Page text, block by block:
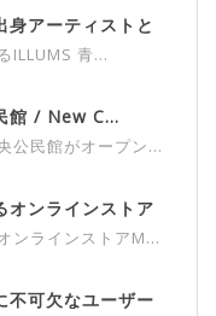
身アーティストと
ILLUMS 青...
館 / New C...
公民館がオープン...
オンラインストア
ンラインストアM...
不可欠なユーザー